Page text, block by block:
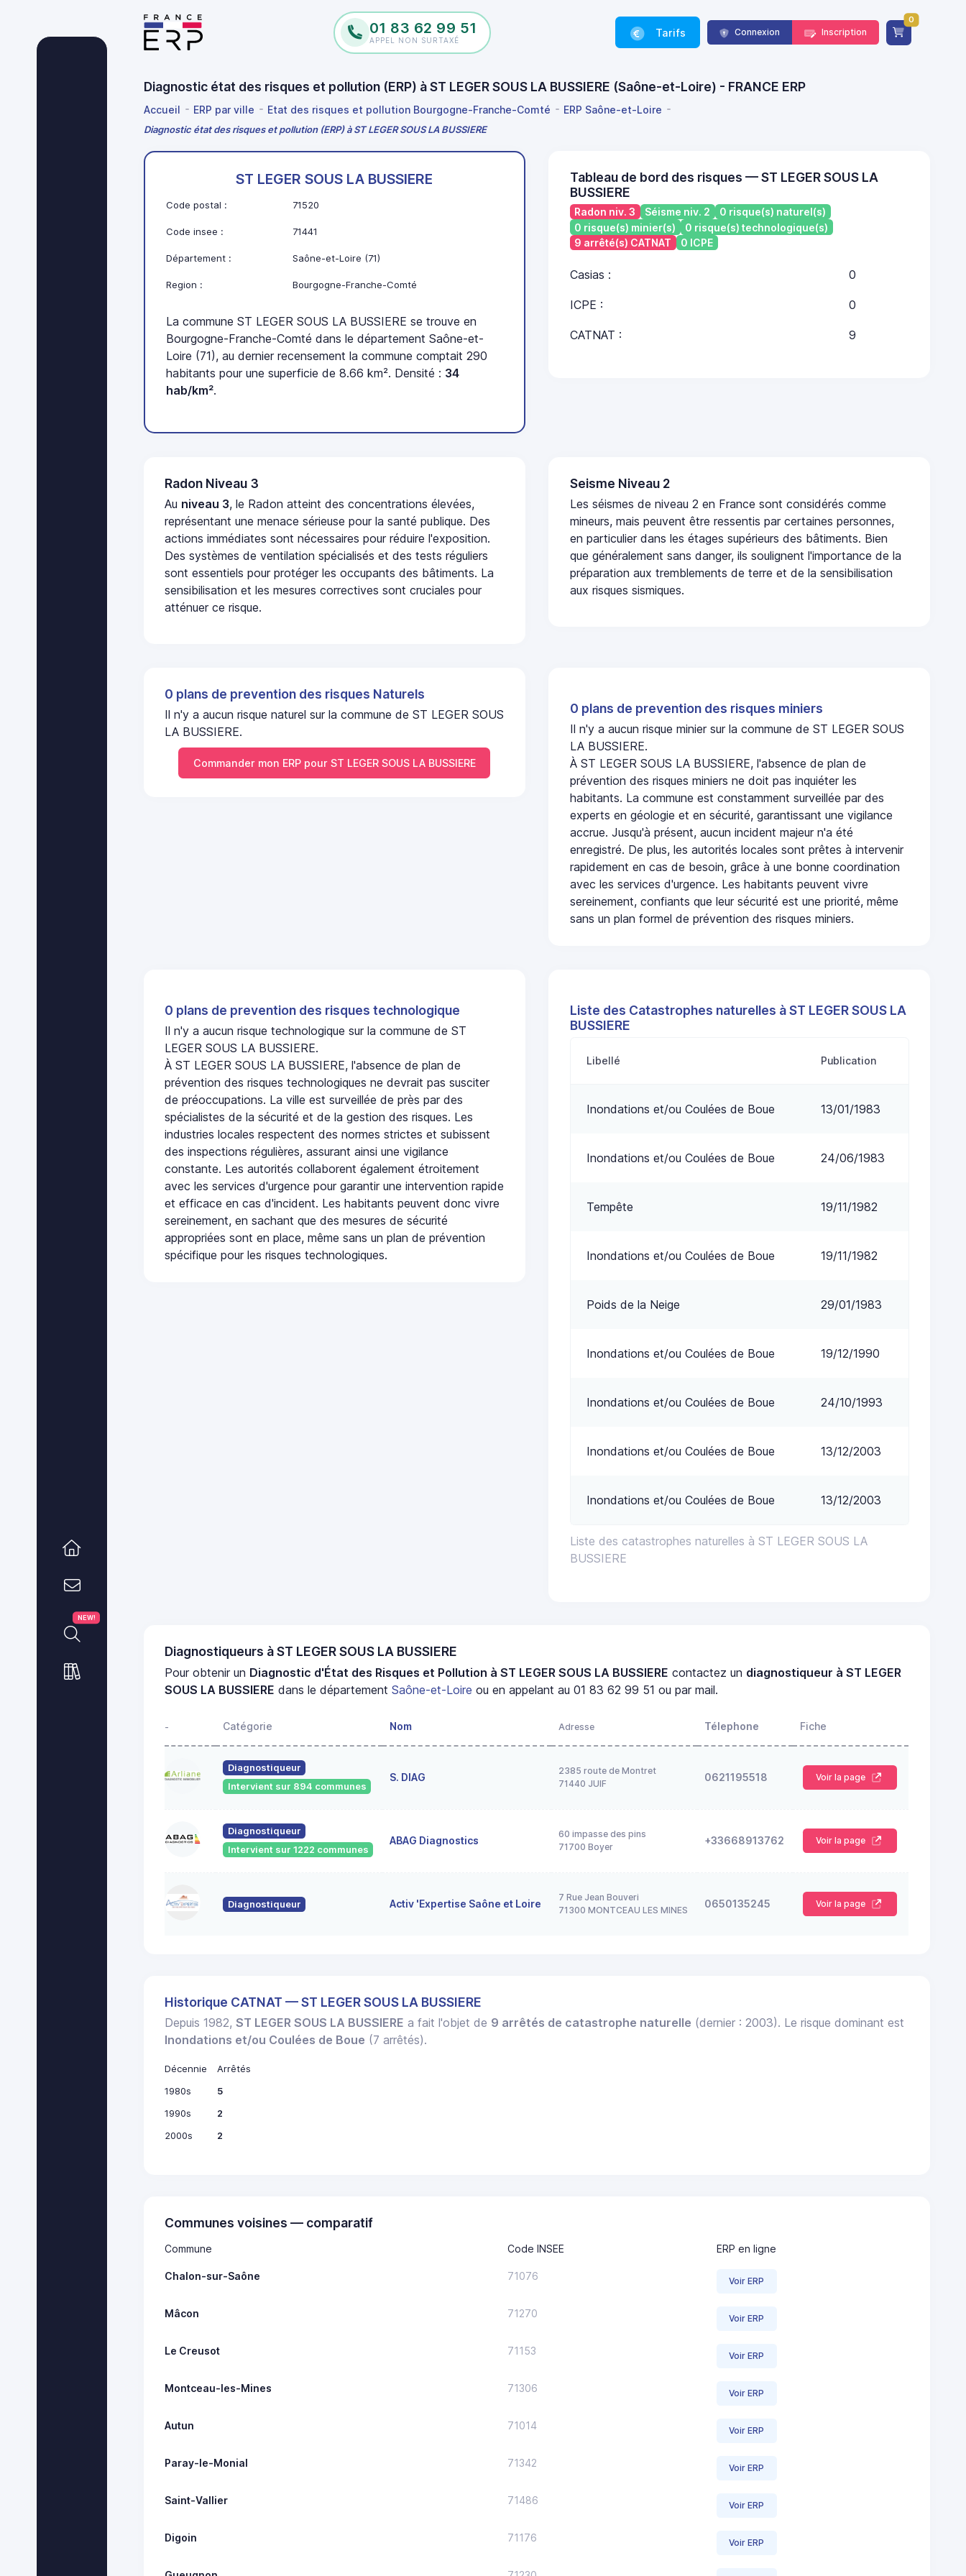
01 83 62 99 51
APPEL NON SURTAXÉ
Tarifs Connexion Inscription
0
Diagnostic état des risques et pollution (ERP) à ST LEGER SOUS LA BUSSIERE (Saône-et-Loire) - FRANCE ERP
Accueil ERP par ville Etat des risques et pollution Bourgogne-Franche-Comté ERP Saône-et-Loire
Diagnostic état des risques et pollution (ERP) à ST LEGER SOUS LA BUSSIERE
NEW!
ST LEGER SOUS LA BUSSIERE
Code postal : 71520
Code insee : 71441
Département : Saône-et-Loire (71)
Region : Bourgogne-Franche-Comté
La commune ST LEGER SOUS LA BUSSIERE se trouve en
Bourgogne-Franche-Comté dans le département Saône-et-
Loire (71), au dernier recensement la commune comptait 290
habitants pour une superficie de 8.66 km². Densité : 34
hab/km².
Tableau de bord des risques — ST LEGER SOUS LA
BUSSIERE
Radon niv. 3 Séisme niv. 2
0 risque(s) naturel(s)
0 risque(s) minier(s)
0 risque(s) technologique(s)
9 arrêté(s) CATNAT
0 ICPE
Casias : 0
ICPE : 0
CATNAT : 9
Radon Niveau 3
Au niveau 3, le Radon atteint des concentrations élevées,
représentant une menace sérieuse pour la santé publique. Des
actions immédiates sont nécessaires pour réduire l'exposition.
Des systèmes de ventilation spécialisés et des tests réguliers
sont essentiels pour protéger les occupants des bâtiments. La
sensibilisation et les mesures correctives sont cruciales pour
atténuer ce risque.
Seisme Niveau 2
Les séismes de niveau 2 en France sont considérés comme
mineurs, mais peuvent être ressentis par certaines personnes,
en particulier dans les étages supérieurs des bâtiments. Bien
que généralement sans danger, ils soulignent l'importance de la
préparation aux tremblements de terre et de la sensibilisation
aux risques sismiques.
0 plans de prevention des risques Naturels
Il n'y a aucun risque naturel sur la commune de ST LEGER SOUS
LA BUSSIERE.
Commander mon ERP pour ST LEGER SOUS LA BUSSIERE
0 plans de prevention des risques miniers
Il n'y a aucun risque minier sur la commune de ST LEGER SOUS
LA BUSSIERE.
À ST LEGER SOUS LA BUSSIERE, l'absence de plan de
prévention des risques miniers ne doit pas inquiéter les
habitants. La commune est constamment surveillée par des
experts en géologie et en sécurité, garantissant une vigilance
accrue. Jusqu'à présent, aucun incident majeur n'a été
enregistré. De plus, les autorités locales sont prêtes à intervenir
rapidement en cas de besoin, grâce à une bonne coordination
avec les services d'urgence. Les habitants peuvent vivre
sereinement, confiants que leur sécurité est une priorité, même
sans un plan formel de prévention des risques miniers.
0 plans de prevention des risques technologique
Il n'y a aucun risque technologique sur la commune de ST
LEGER SOUS LA BUSSIERE.
À ST LEGER SOUS LA BUSSIERE, l'absence de plan de
prévention des risques technologiques ne devrait pas susciter
de préoccupations. La ville est surveillée de près par des
spécialistes de la sécurité et de la gestion des risques. Les
industries locales respectent des normes strictes et subissent
des inspections régulières, assurant ainsi une vigilance
constante. Les autorités collaborent également étroitement
avec les services d'urgence pour garantir une intervention rapide
et efficace en cas d'incident. Les habitants peuvent donc vivre
sereinement, en sachant que des mesures de sécurité
appropriées sont en place, même sans un plan de prévention
spécifique pour les risques technologiques.
Liste des Catastrophes naturelles à ST LEGER SOUS LA
BUSSIERE
Liste des catastrophes naturelles à ST LEGER SOUS LA
BUSSIERE
Libellé Publication
Inondations et/ou Coulées de Boue 13/01/1983
Inondations et/ou Coulées de Boue 24/06/1983
Tempête 19/11/1982
Inondations et/ou Coulées de Boue 19/11/1982
Poids de la Neige 29/01/1983
Inondations et/ou Coulées de Boue 19/12/1990
Inondations et/ou Coulées de Boue 24/10/1993
Inondations et/ou Coulées de Boue 13/12/2003
Inondations et/ou Coulées de Boue 13/12/2003
Diagnostiqueurs à ST LEGER SOUS LA BUSSIERE
Pour obtenir un Diagnostic d'État des Risques et Pollution à ST LEGER SOUS LA BUSSIERE contactez un diagnostiqueur à ST LEGER
SOUS LA BUSSIERE dans le départementSaône-et-Loire ou en appelant au 01 83 62 99 51 ou par mail.
- Catégorie Nom Adresse Télephone Fiche
Diagnostiqueur
Intervient sur 894 communes
S. DIAG
2385 route de Montret
71440 JUIF
0621195518 Voir la page
Diagnostiqueur
Intervient sur 1222 communes
ABAG Diagnostics
60 impasse des pins
71700 Boyer
+33668913762 Voir la page
Diagnostiqueur Activ 'Expertise Saône et Loire
7 Rue Jean Bouveri
71300 MONTCEAU LES MINES
0650135245 Voir la page
Historique CATNAT — ST LEGER SOUS LA BUSSIERE
Depuis 1982,ST LEGER SOUS LA BUSSIERE a fait l'objet de 9 arrêtés de catastrophe naturelle (dernier : 2003). Le risque dominant est
Inondations et/ou Coulées de Boue (7 arrêtés).
Décennie
Arrêtés
1980s
5
1990s
2
2000s
2
Communes voisines — comparatif
Commune Code INSEE ERP en ligne
Chalon-sur-Saône 71076 Voir ERP
Mâcon 71270 Voir ERP
Le Creusot 71153 Voir ERP
Montceau-les-Mines 71306 Voir ERP
Autun 71014 Voir ERP
Paray-le-Monial 71342 Voir ERP
Saint-Vallier 71486 Voir ERP
Digoin 71176 Voir ERP